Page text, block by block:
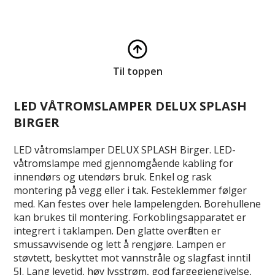
Til toppen
LED VÅTROMSLAMPER DELUX SPLASH
BIRGER
LED våtromslamper DELUX SPLASH Birger. LED-
våtromslampe med gjennomgående kabling for
innendørs og utendørs bruk. Enkel og rask
montering på vegg eller i tak. Festeklemmer følger
med. Kan festes over hele lampelengden. Borehullene
kan brukes til montering. Forkoblingsapparatet er
integrert i taklampen. Den glatte overflaten er
smussavvisende og lett å rengjøre. Lampen er
støvtett, beskyttet mot vannstråle og slagfast inntil
5J. Lang levetid, høy lysstrøm, god fargegjengivelse,